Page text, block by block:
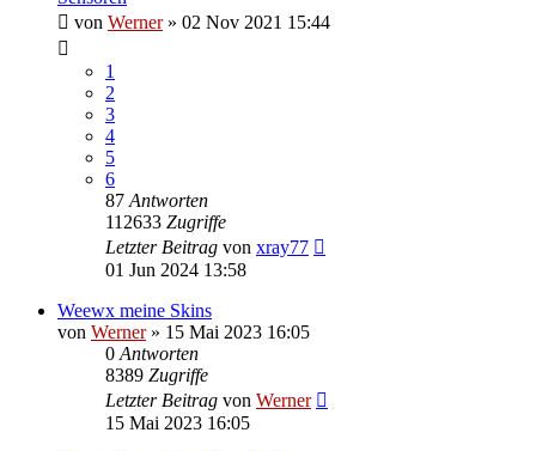
von Werner» 02 Nov 2021 15:44
1
2
3
4
5
6
87 Antworten
112633 Zugriffe
Letzter Beitrag von xray77
01 Jun 2024 13:58
Weewx meine Skins
von Werner» 15 Mai 2023 16:05
0 Antworten
8389 Zugriffe
Letzter Beitrag von Werner
15 Mai 2023 16:05